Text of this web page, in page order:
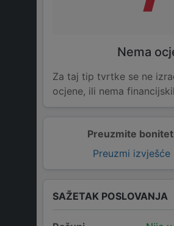
Preuzmite
Preuzmi
Nema
Za taj tip tvrtke se ne
ocjene, ili nema
SAŽETAK POSLOVANJA